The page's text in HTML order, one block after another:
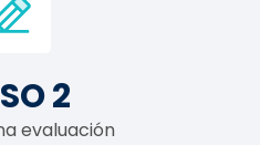
2
evaluación